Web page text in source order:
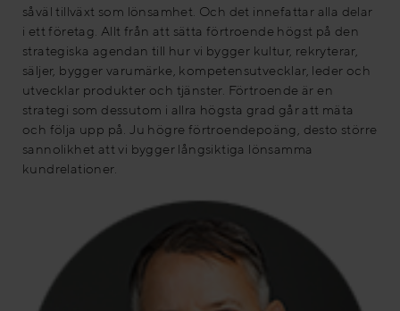
såväl tillväxt som lönsamhet. Och det innefattar alla delar
i ett företag. Allt från att sätta förtroende högst på den
strategiska agendan till hur vi bygger kultur, rekryterar,
säljer, bygger varumärke, kompetensutvecklar, leder och
utvecklar produkter och tjänster. Förtroende är en
strategi som dessutom i allra högsta grad går att mäta
och följa upp på. Ju högre förtroendepoäng, desto större
sannolikhet att vi bygger långsiktiga lönsamma
kundrelationer.